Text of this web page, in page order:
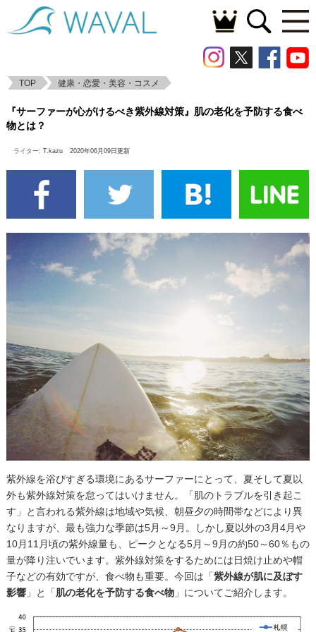
TOP 健康・恋愛・美容・コスメ
肌の老化を予防する食べ物とは？
『サーファーが心がけるべき紫外線対策』肌の老化を予防する食べ
物とは？
ライター: T.kazu 2020年06月09日更新
紫外線を浴びすぎる環境にあるサーファーにとって、夏そして夏以
外も紫外線対策を怠ってはいけません。「肌のトラブルを引き起こ
す」と言われる紫外線は地域や気候、朝昼夕の時間帯などにより異
なりますが、最も強力な季節は5月～9月。しかし夏以外の3月4月や
10月11月頃の紫外線量も、ピークとなる5月～9月の約50～60％もの
量が降り注いでいます。紫外線対策をするためには日焼け止めや帽
子などの有効ですが、食べ物も重要。今回は「紫外線が肌に及ぼす
影響」と「肌の老化を予防する食べ物」についてご紹介します。